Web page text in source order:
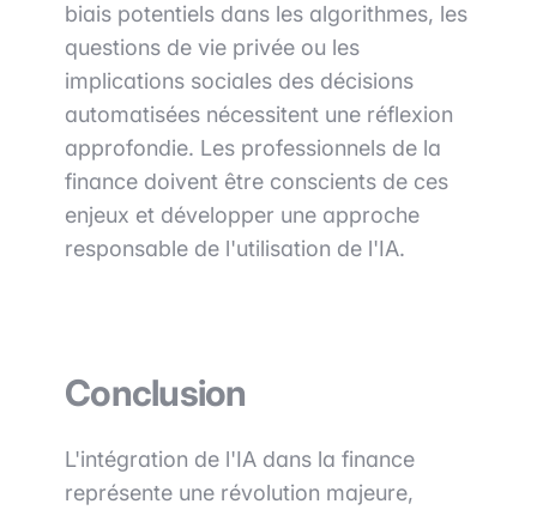
biais potentiels dans les algorithmes, les
questions de vie privée ou les
implications sociales des décisions
automatisées nécessitent une réflexion
approfondie. Les professionnels de la
finance doivent être conscients de ces
enjeux et développer une approche
responsable de l'utilisation de l'IA.
Conclusion
L'intégration de l'IA dans la finance
représente une révolution majeure,